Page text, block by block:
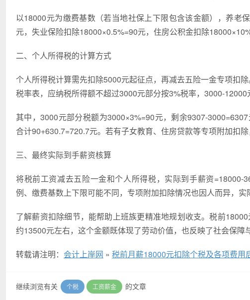
以18000元为缴费基数（若当地社保上下限包含该金额），养老
元，失业保险扣除18000×0.5%=90元，住房公积金扣除
二、个人所得税的计算方式
个人所得税计算需先扣除5000元起征点，再减去五险一金专项扣
税率表，应纳税所得额不超过3000元部分按3%税率，3000-12000
其中，3000元部分税额为3000×3%=90元，剩余9307-
合计90+630.7=720.7元。若有子女教育、住房贷款等专项附加扣
三、最终实际到手薪资核算
将税前工资减去五险一金和个人所得税，实际到手薪资=18000-
例、缴费基数上下限可能不同，专项附加扣除情况也因人而异，实
了解薪资扣除细节，能帮助上班族更精准地规划收支。税前
约13500元左右，这个金额既体现了劳动价值，也反映了社会保障
转载请注明： 会计上岸网 » 税前月薪18000元扣除个税及各项费用
继续浏览有关 个税 工资薪金 的文章